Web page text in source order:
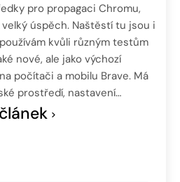
pro propagaci Chromu,
úspěch. Naštěstí tu jsou i
kvůli různým testům
nové, ale jako výchozí
počítači a mobilu Brave. Má
prostředí, nastavení…